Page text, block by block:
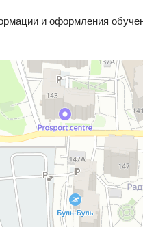
и оформления